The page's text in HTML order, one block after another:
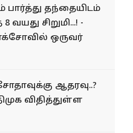
தந்தையிடம்
சிறுமி...! -
ஒருவர்
ஆதரவு..?
விதித்துள்ள